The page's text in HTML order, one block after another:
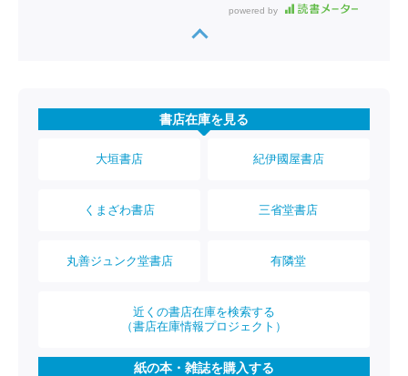
powered by
書店在庫を見る
大垣書店 紀伊國屋書店
くまざわ書店 三省堂書店
丸善ジュンク堂書店 有隣堂
近くの書店在庫を検索する
（書店在庫情報プロジェクト）
紙の本・雑誌を購入する